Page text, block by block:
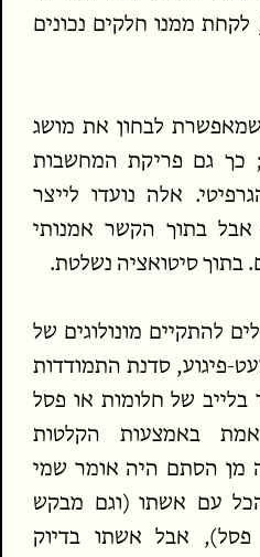
ממנו חלקים נכונים
לבחון את מושג
כך גם פריקת המחשבות
אלה נועדו לייצר
בתוך הקשר אמנותי
בתוך סיטואציה נשלטת.
להתקיים מונולוגים של
פיגוע, סדנת התמודדות
בלייב של חלומות או פסל
באמצעות הקלטות
מן הסתם היה אומר שמי
עם אשתו (וגם מבקש
אבל אשתו בדיוק